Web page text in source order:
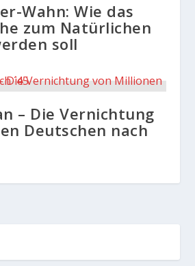
Wahn: Wie das
zum Natürlichen
soll
– Die Vernichtung
Deutschen nach